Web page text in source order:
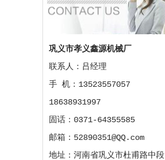
巩义市孝义鑫源机械厂
联系人：吕经理
手 机：13523557057
18638931997
固话：0371-64355585
邮箱：52890351@QQ.com
地址：河南省巩义市杜甫路中段